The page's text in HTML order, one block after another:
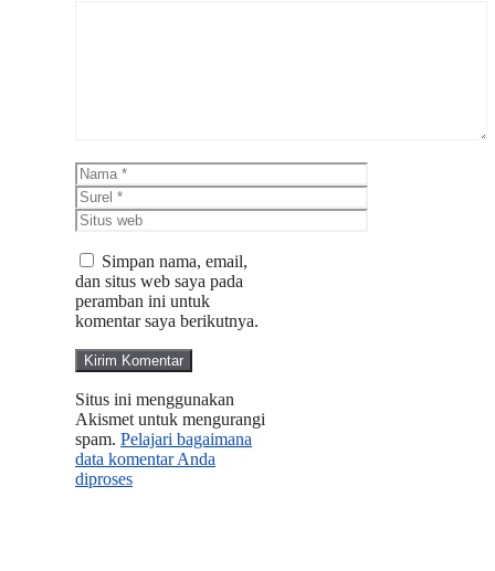
Nama
Surel
Situs
web
Simpan nama, email,
dan situs web saya pada
peramban ini untuk
komentar saya berikutnya.
Situs ini menggunakan
Akismet untuk mengurangi
spam. Pelajari bagaimana
data komentar Anda
diproses